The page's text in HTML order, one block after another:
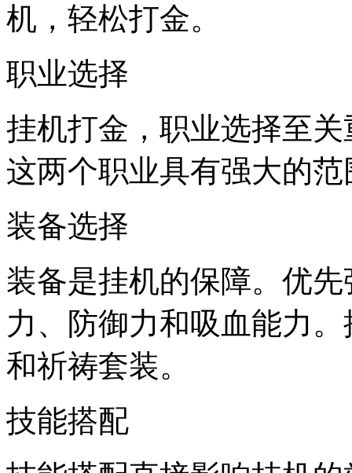
机，轻松打金。
职业选择
挂机打金，职业选择至
这两个职业具有强大的
装备选择
装备是挂机的保障。优
力、防御力和吸血能力
和祈祷套装。
技能搭配